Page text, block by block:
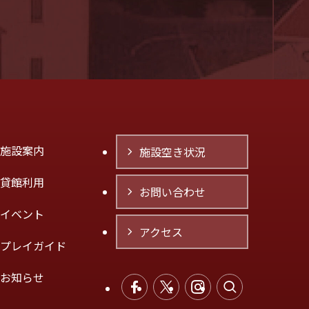
施設案内
貸館利用
イベント
プレイガイド
お知らせ
施設空き状況
お問い合わせ
アクセス